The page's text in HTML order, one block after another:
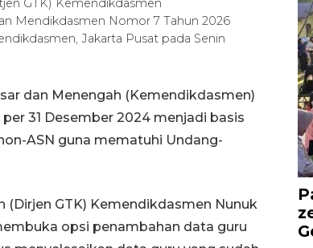
GTK) Kemendikdasmen
Mendikdasmen Nomor 7 Tahun 2026
Jakarta Pusat pada Senin
dan Menengah (Kemendikdasmen)
31 Desember 2024 menjadi basis
ASN guna mematuhi Undang-
(Dirjen GTK) Kemendikdasmen Nunuk
opsi penambahan data guru